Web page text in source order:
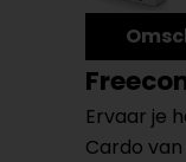
Ervaar je
Cardo